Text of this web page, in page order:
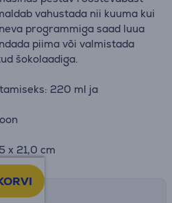
vahustada nii kuuma kui
programmiga saad luua
piima või valmistada
šokolaadiga.
220 ml ja
x 21,0 cm